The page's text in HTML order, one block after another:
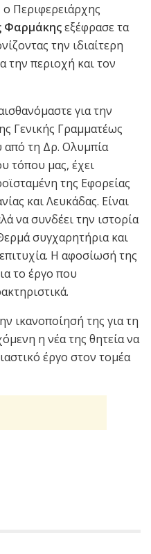
Περιφερειάρχης
Φαρμάκηςεξέφρασε τα
την ιδιαίτερη
την περιοχή και τον
για την
Γενικής Γραμματέως
από τη Δρ. Ολυμπία
τόπου μας, έχει
της Εφορείας
και Λευκάδας. Είναι
να συνδέει την ιστορία
συγχαρητήρια και
Η αφοσίωσή της
το έργο που
ικανοποίησή της για τη
η νέα της θητεία να
έργο στον τομέα